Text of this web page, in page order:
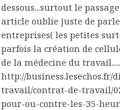
dessous...surtout le
article oublie juste de
entreprises( les petites
parfois la création de
de la médecine du travail.....
http://
travail/contrat-de-travail/
pour-ou-contre-les-35-